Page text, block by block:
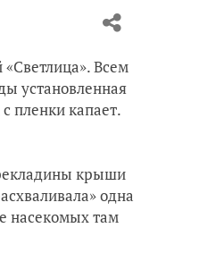
Всем
установленная
пленки капает.
крыши
одна
насекомых там